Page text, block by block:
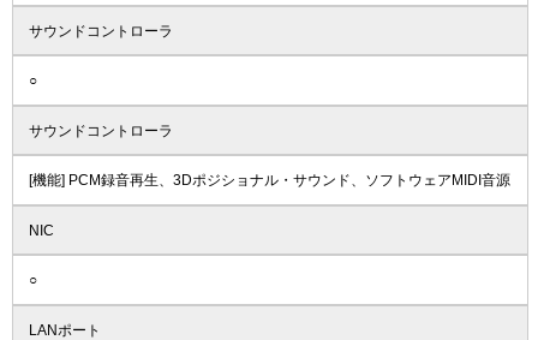
サウンドコントローラ
○
サウンドコントローラ
[機能] PCM録音再生、3Dポジショナル・サウンド、ソフトウェアMIDI音源
NIC
○
LANポート